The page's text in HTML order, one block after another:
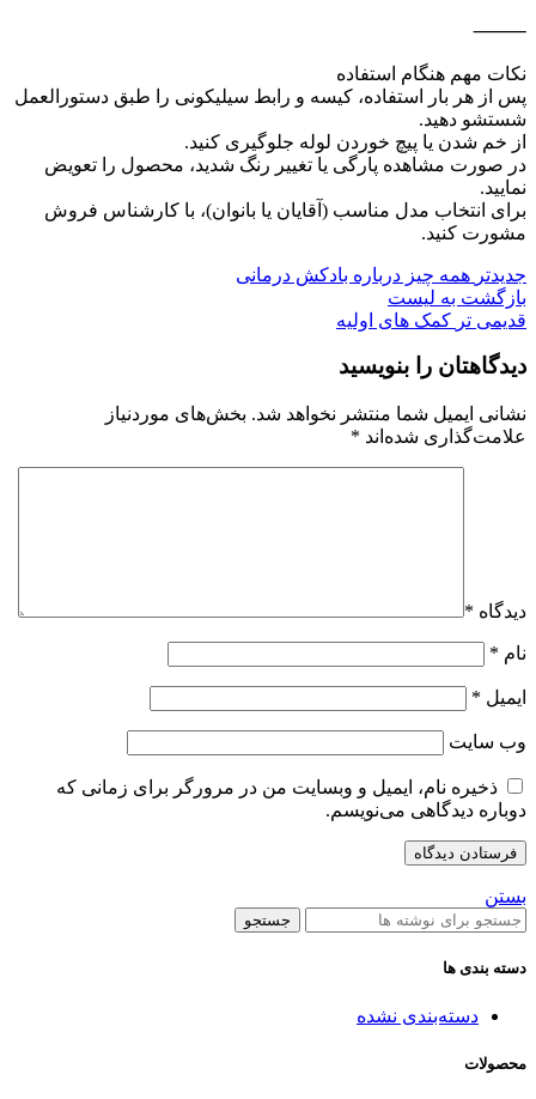
⸻
نکات مهم هنگام استفاده
پس از هر بار استفاده، کیسه و رابط سیلیکونی را طبق دستورالعمل
شستشو دهید.
از خم شدن یا پیچ خوردن لوله جلوگیری کنید.
در صورت مشاهده پارگی یا تغییر رنگ شدید، محصول را تعویض
نمایید.
برای انتخاب مدل مناسب (آقایان یا بانوان)، با کارشناس فروش
مشورت کنید.
جدیدتر همه چیز درباره بادکش درمانی
بازگشت به لیست
قدیمی تر کمک های اولیه
دیدگاهتان را بنویسید
نشانی ایمیل شما منتشر نخواهد شد. بخش‌های موردنیاز
علامت‌گذاری شده‌اند *
دیدگاه *
نام *
ایمیل *
وب‌ سایت
ذخیره نام، ایمیل و وبسایت من در مرورگر برای زمانی که
دوباره دیدگاهی می‌نویسم.
بستن
جستجو
دسته بندی ها
دسته‌بندی نشده
محصولات